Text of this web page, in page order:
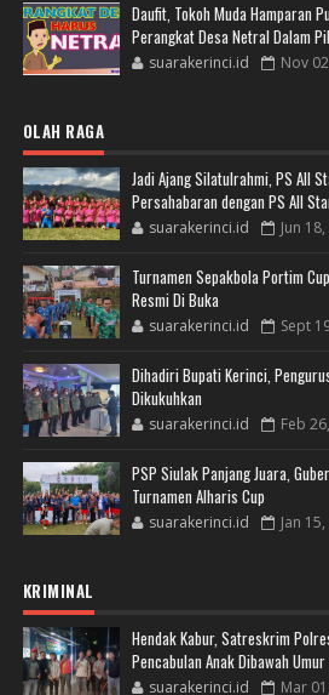
Daufit, Tokoh Muda Hamparan
Perangkat Desa Netral Dalam
suarakerinci.id Nov
OLAH RAGA
Jadi Ajang Silatulrahmi, PS All
Persahabaran dengan PS All
suarakerinci.id Jun
Turnamen Sepakbola Portim
Resmi Di Buka
suarakerinci.id Sept
Dihadiri Bupati Kerinci,
Dikukuhkan
suarakerinci.id Feb
PSP Siulak Panjang Juara,
Turnamen Alharis Cup
suarakerinci.id Jan
KRIMINAL
Hendak Kabur, Satreskrim
Pencabulan Anak Dibawah Umur
suarakerinci.id Mar